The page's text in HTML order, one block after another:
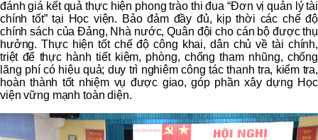
đánh giá kết quả thực hiện phong trào thi đua “Đơn vị quản lý tài
chính tốt” tại Học viện. Bảo đảm đầy đủ, kịp thời các chế độ
chính sách của Đảng, Nhà nước, Quân đội cho cán bộ được thụ
hưởng. Thực hiện tốt chế độ công khai, dân chủ về tài chính,
triệt để thực hành tiết kiệm, phòng, chống tham nhũng, chống
lãng phí có hiệu quả; duy trì nghiêm công tác thanh tra, kiểm tra,
hoàn thành tốt nhiệm vụ được giao, góp phần xây dựng Học
viện vững mạnh toàn diện.